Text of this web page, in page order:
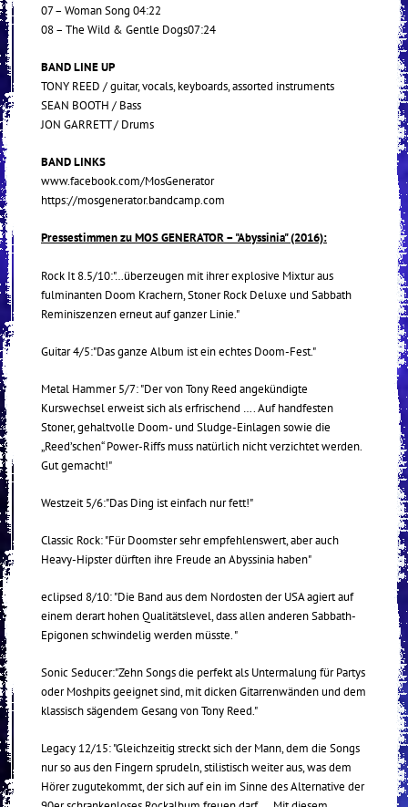
07 – Woman Song 04:22
08 – The Wild & Gentle Dogs07:24
BAND LINE UP
TONY REED / guitar, vocals, keyboards, assorted instruments
SEAN BOOTH / Bass
JON GARRETT / Drums
BAND LINKS
www.facebook.com/MosGenerator
https://mosgenerator.bandcamp.com
Pressestimmen zu MOS GENERATOR – "Abyssinia" (2016):
Rock It 8.5/10:"…überzeugen mit ihrer explosive Mixtur aus
fulminanten Doom Krachern, Stoner Rock Deluxe und Sabbath
Reminiszenzen erneut auf ganzer Linie."
Guitar 4/5:"Das ganze Album ist ein echtes Doom-Fest."
Metal Hammer 5/7: "Der von Tony Reed angekündigte
Kurswechsel erweist sich als erfrischend …. Auf handfesten
Stoner, gehaltvolle Doom- und Sludge-Einlagen sowie die
„Reed’schen“ Power-Riffs muss natürlich nicht verzichtet werden.
Gut gemacht!"
Westzeit 5/6:"Das Ding ist einfach nur fett!"
Classic Rock: "Für Doomster sehr empfehlenswert, aber auch
Heavy-Hipster dürften ihre Freude an Abyssinia haben"
eclipsed 8/10: "Die Band aus dem Nordosten der USA agiert auf
einem derart hohen Qualitätslevel, dass allen anderen Sabbath-
Epigonen schwindelig werden müsste. "
Sonic Seducer:"Zehn Songs die perfekt als Untermalung für Partys
oder Moshpits geeignet sind, mit dicken Gitarrenwänden und dem
klassisch sägendem Gesang von Tony Reed."
Legacy 12/15: "Gleichzeitig streckt sich der Mann, dem die Songs
nur so aus den Fingern sprudeln, stilistisch weiter aus, was dem
Hörer zugutekommt, der sich auf ein im Sinne des Alternative der